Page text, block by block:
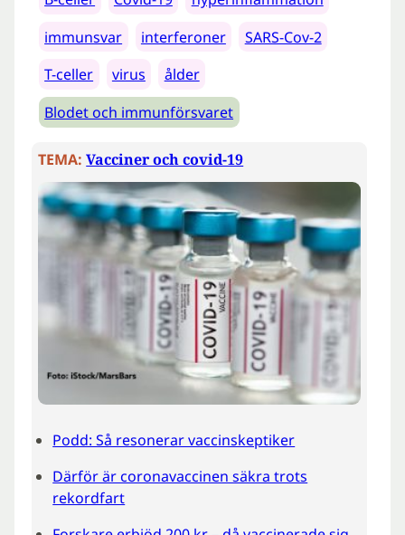
immunsvar
interferoner
SARS-Cov-2
T-celler
virus
ålder
Blodet och immunförsvaret
TEMA: Vacciner och covid-19
Podd: Så resonerar vaccinskeptiker
Därför är coronavaccinen säkra trots
rekordfart